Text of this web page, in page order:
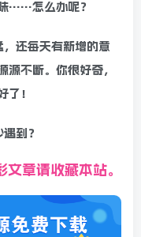
……怎么办呢？
还每天有新增的意
源不断。你很好奇，
了！
到？
章请收藏本站。